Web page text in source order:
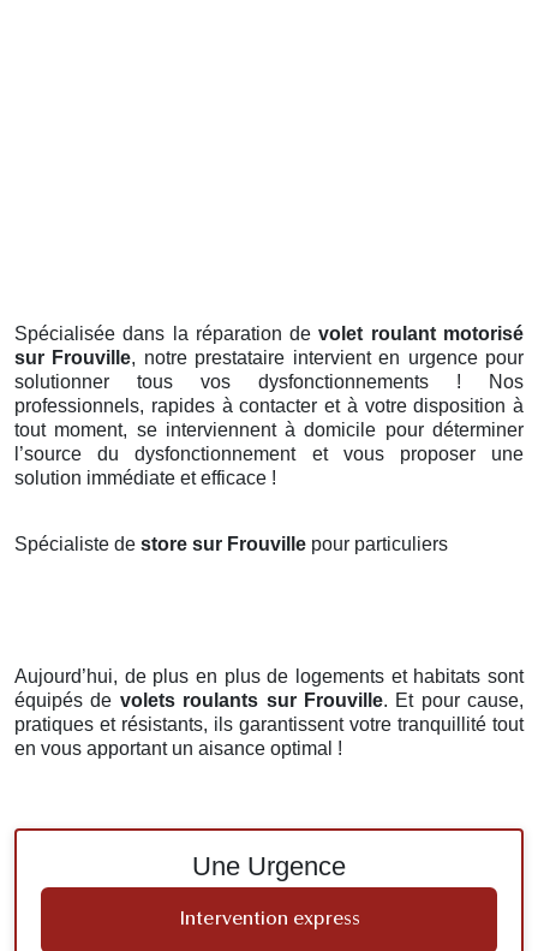
Spécialisée dans la réparation devolet roulant motorisé
sur Frouville, notre prestataire intervient en urgence pour
solutionner tous vos dysfonctionnements ! Nos
professionnels, rapides à contacter et à votre disposition à
tout moment, se interviennent à domicile pour déterminer
l’source du dysfonctionnement et vous proposer une
solution immédiate et efficace !
Spécialiste de store sur Frouville pour particuliers
Aujourd’hui, de plus en plus de logements et habitats sont
équipés de volets roulants sur Frouville. Et pour cause,
pratiques et résistants, ils garantissent votre tranquillité tout
en vous apportant un aisance optimal !
Une Urgence
Intervention express